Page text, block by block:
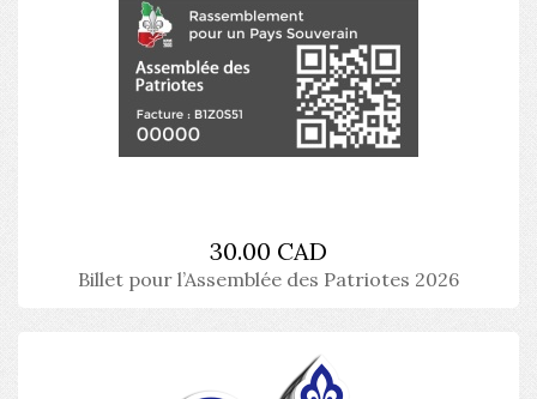
30.00 CAD
Billet pour l’Assemblée des Patriotes 2026